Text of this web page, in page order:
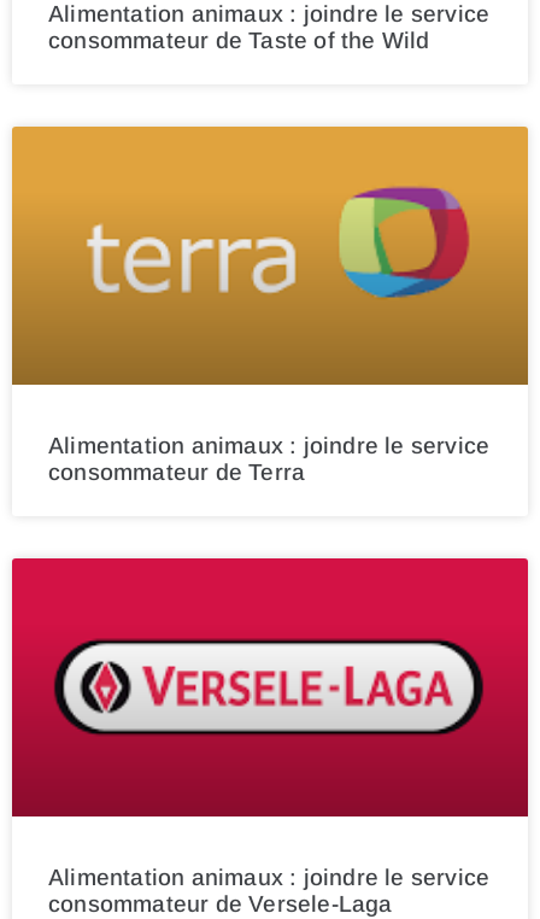
Alimentation animaux : joindre le service
consommateur de Taste of the Wild
Alimentation animaux : joindre le service
consommateur de Terra
Alimentation animaux : joindre le service
consommateur de Versele-Laga